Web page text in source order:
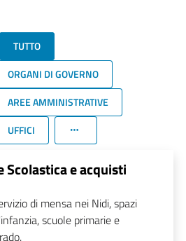
TUTTO
ORGANI DI GOVERNO
AREE AMMINISTRATIVE
UFFICI
Scolastica e acquisti
di mensa nei Nidi, spazi
scuole primarie e